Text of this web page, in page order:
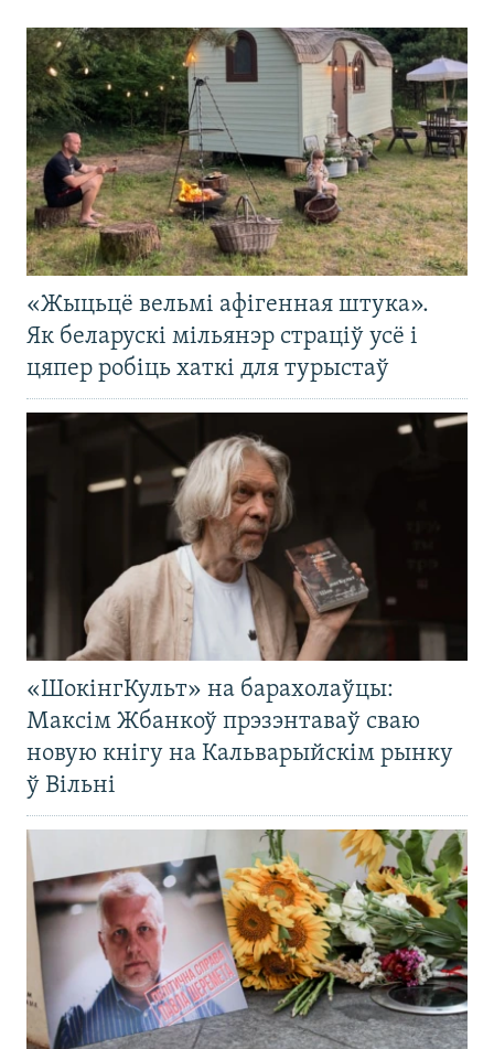
«Жыцьцё вельмі афігенная штука».
Як беларускі мільянэр страціў усё і
цяпер робіць хаткі для турыстаў
«ШокінгКульт» на барахолаўцы:
Максім Жбанкоў прэзэнтаваў сваю
новую кнігу на Кальварыйскім рынку
ў Вільні